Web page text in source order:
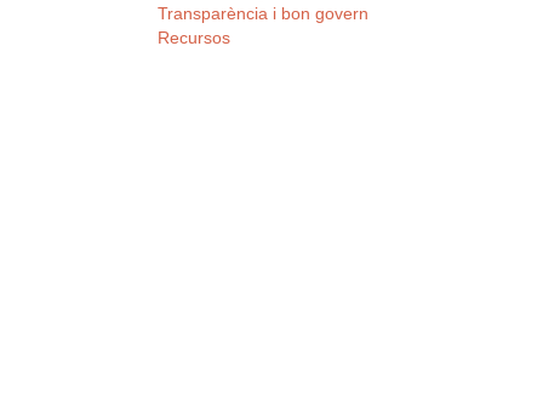
Transparència i bon govern
Recursos